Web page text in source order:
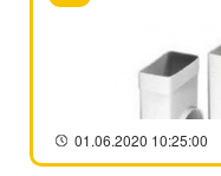
01.06.2020 10:25:00